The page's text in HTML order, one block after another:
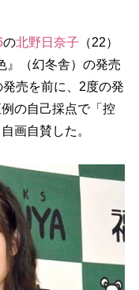
の北野日奈子 （22）
』（幻冬舎）の発売
売を前に、2度の発
の自己採点で「控
画自賛した。